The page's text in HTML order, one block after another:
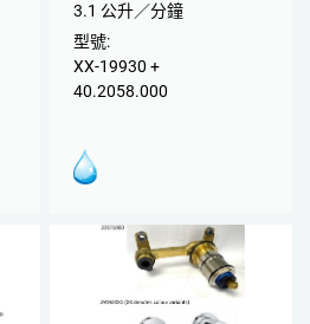
3.1 公升／分鐘
型號:
XX-19930 +
40.2058.000